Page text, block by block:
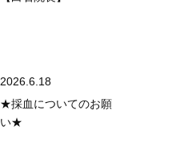
★採血についてのお願
い★
2026.6.18